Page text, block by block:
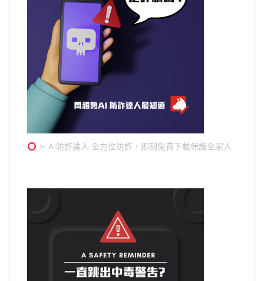
➣ AI防詐達人 全方位防詐，即刻免費下載保護全家人